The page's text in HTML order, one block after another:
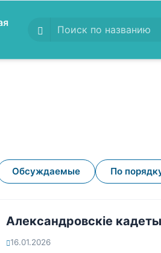
Обсуждаемые По
Александровскiе кадеты
16.01.2026